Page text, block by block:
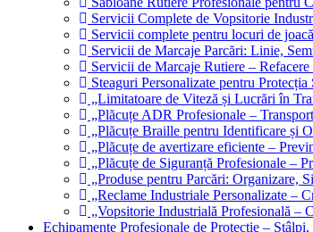
Servicii Complete de Vopsitorie
Servicii complete pentru locuri de
Servicii de Marcaje Parcări: Linie,
Servicii de Marcaje Rutiere –
Steaguri Personalizate pentru
„Limitatoare de Viteză și Lucrări în
„Plăcuțe ADR Profesionale –
„Plăcuțe Braille pentru Identificare și
„Plăcuțe de avertizare eficiente –
„Plăcuțe de Siguranță Profesionale –
„Produse pentru Parcări: Organizare,
„Reclame Industriale Personalizate –
„Vopsitorie Industrială Profesională –
Echipamente Profesionale de Protecție –